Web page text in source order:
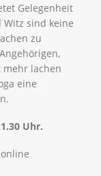
Gelegenheit
sind keine
zu
mehr lachen
eine
Uhr.